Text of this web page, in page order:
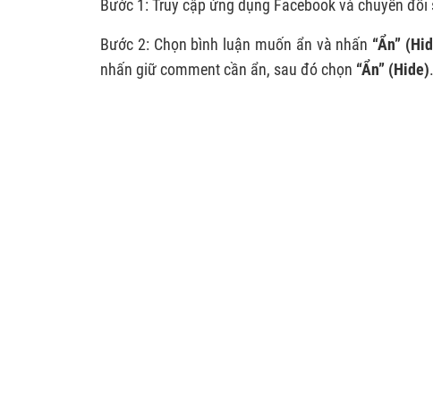
Bước 1: Truy cập ứng dụng Facebook và chuyển
Bước 2: Chọn bình luận muốn ẩn và nhấn “Ẩn”
nhấn giữ comment cần ẩn, sau đó chọn “Ẩn” (Hide).